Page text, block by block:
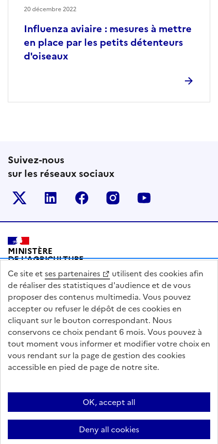
Influenza aviaire : mesures à mettre
en place par les petits détenteurs
d'oiseaux
20 décembre 2022
Suivez-nous
sur les réseaux sociaux
Le ministère sur Twitter
Le ministère sur LinkedIn
Le ministère sur Facebook
Le ministère sur
Pied de page
MINISTÈRE
DE L'AGRICULTURE
DE L'AGRO-ALIMENTAIRE
ET DE LA SOUVERAINETÉ
ALIMENTAIRE
legifrance.gouv.fr
info.gouv.fr
service-public.gouv.fr
data.gouv.fr
Questions fréquentes / Contacts
Informations publiques
Mentions légales
Archives presse English contents
Cookies
Paramètres d'affichage
Ce site et ses partenaires
utilisent des cookies afin
de réaliser des statistiques d'audience et de vous
proposer des contenus multimedia. Vous pouvez
accepter ou refuser le dépôt de ces cookies en
cliquant sur le bouton correspondant. Nous
conservons ce choix pendant 6 mois. Vous pouvez à
tout moment vous informer et modifier votre choix en
vous rendant sur la page de gestion des cookies
accessible en pied de page de notre site.
OK, accept all
Deny all cookies